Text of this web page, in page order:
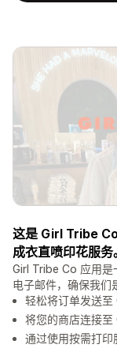
这是 Girl Tribe
成衣直喷印花服务
Girl Tribe Co 应用是
电子邮件，确保我们
轻松将订单发送至
将您的商店连接至
通过使用按需打印